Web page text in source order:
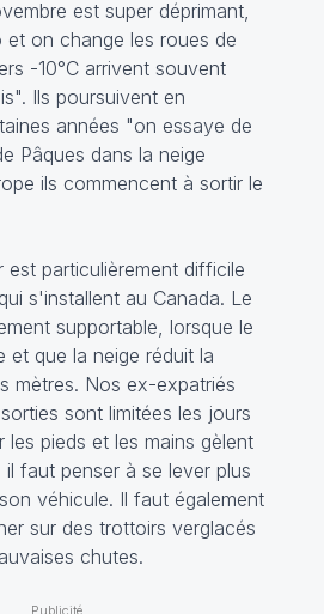
est super déprimant,
on change les roues de
-10°C arrivent souvent
Ils poursuivent en
années "on essaye de
Pâques dans la neige
ils commencent à sortir le
particulièrement difficile
s'installent au Canada. Le
supportable, lorsque le
et que la neige réduit la
mètres. Nos ex-expatriés
sont limitées les jours
les pieds et les mains gèlent
il faut penser à se lever plus
véhicule. Il faut également
sur des trottoirs verglacés
chutes.